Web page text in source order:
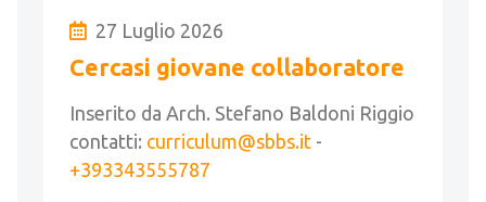
27 Luglio 2026
Cercasi giovane collaboratore
Inserito da Arch. Stefano Baldoni Riggio
contatti: curriculum@sbbs.it -
+393343555787